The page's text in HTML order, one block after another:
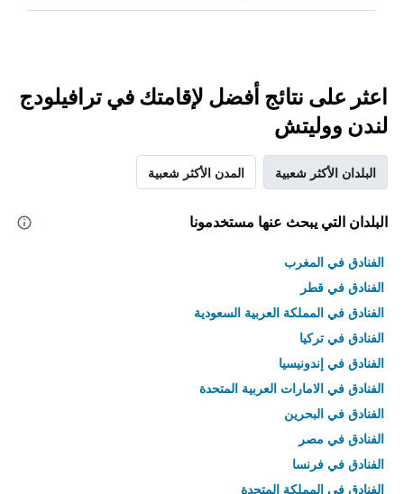
اعثر على نتائج أفضل لإقامتك في ترافيلودج
لندن ووليتش
البلدان الأكثر شعبية المدن الأكثر شعبية
البلدان التي يبحث عنها مستخدمونا
الفنادق في المغرب
الفنادق في قطر
الفنادق في المملكة العربية السعودية
الفنادق في تركيا
الفنادق في إندونيسيا
الفنادق في الامارات العربية المتحدة
الفنادق في البحرين
الفنادق في مصر
الفنادق في فرنسا
الفنادق في المملكة المتحدة